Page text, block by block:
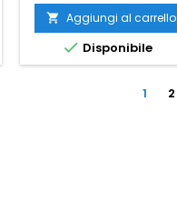
 Aggiungi al carrello
 Disponibile
1 2